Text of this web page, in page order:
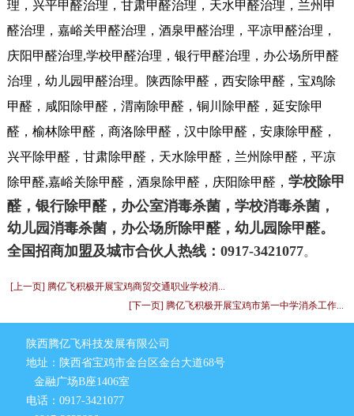
理，兴平甲醛治理，甘肃甲醛治理，天水甲醛治理，兰州甲
醛治理，嘉峪关甲醛治理，酒泉甲醛治理，平凉甲醛治理，
庆阳甲醛治理,学校甲醛治理，银行甲醛治理，办公场所甲醛
治理，幼儿园甲醛治理。陕西除甲醛，西安除甲醛，宝鸡除
甲醛，咸阳除甲醛，渭南除甲醛，铜川除甲醛，延安除甲
醛，榆林除甲醛，商洛除甲醛，汉中除甲醛，安康除甲醛，
兴平除甲醛，甘肃除甲醛，天水除甲醛，兰州除甲醛，平凉
除甲醛,嘉峪关除甲醛，酒泉除甲醛，庆阳除甲醛， 学校除甲
醛，银行除甲醛，办公室消毒杀菌，学校消毒杀菌，
幼儿园消毒杀菌，办公场所除甲醛，幼儿园除甲醛。
全国招商加盟及城市合伙人热线：0917-3421077。
[上一页] 腾亿飞积极开展宝鸡商贸交通职业学校消...
[下一页] 腾亿飞积极开展宝鸡市第一中学消杀工作...
陕西腾亿飞科技发展有限公司
地址：陕西省宝鸡市金台区金台大道68号
金融广场B座1406室
电话：0917-3421077